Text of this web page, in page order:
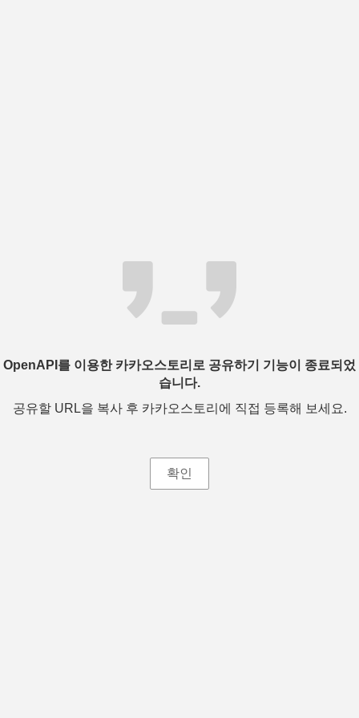
OpenAPI를 이용한 카카오스토리로 공유하기 기능이 종료되었
습니다.
공유할 URL을 복사 후 카카오스토리에 직접 등록해 보세요.
확인